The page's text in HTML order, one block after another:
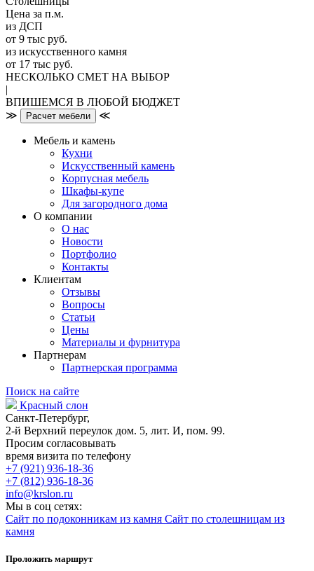
Цена за п.м.
из ДСП
от 9 тыс руб.
из искусственного камня
от 17 тыс руб.
НЕСКОЛЬКО СМЕТ НА ВЫБОР
|
ВПИШЕМСЯ В ЛЮБОЙ БЮДЖЕТ
≫
Расчет мебели ≪
Мебель и камень
Кухни
Искусственный камень
Корпусная мебель
Шкафы-купе
Для загородного дома
О компании
О нас
Новости
Портфолио
Контакты
Клиентам
Отзывы
Вопросы
Статьи
Цены
Материалы и фурнитура
Партнерам
Партнерская программа
Поиск на сайте
Красный слон
Санкт-Петербург,
2-й Верхний переулок дом. 5, лит. И, пом. 99.
Просим согласовывать
время визита по телефону
+7 (921) 936-18-36
+7 (812) 936-18-36
info@krslon.ru
Мы в соц сетях:
Сайт по подоконникам из камня Сайт по столешницам из
камня
Проложить маршрут